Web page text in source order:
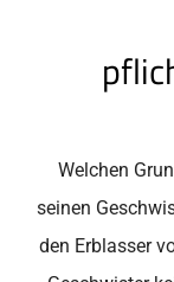
Welchen
seinen
den Erblasser